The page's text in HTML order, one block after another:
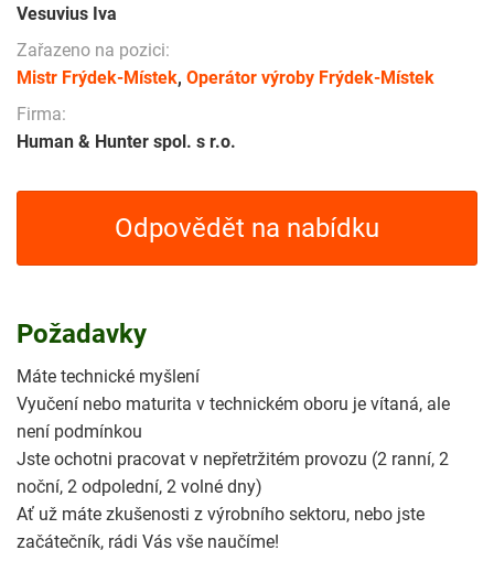
Vesuvius Iva
Zařazeno na pozici:
Mistr Frýdek-Místek, Operátor výroby Frýdek-Místek
Firma:
Human & Hunter spol. s r.o.
Odpovědět na nabídku
Požadavky
Máte technické myšlení
Vyučení nebo maturita v technickém oboru je vítaná, ale
není podmínkou
Jste ochotni pracovat v nepřetržitém provozu (2 ranní, 2
noční, 2 odpolední, 2 volné dny)
Ať už máte zkušenosti z výrobního sektoru, nebo jste
začátečník, rádi Vás vše naučíme!